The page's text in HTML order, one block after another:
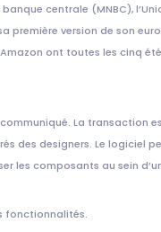
centrale (MNBC),
version de son
ont toutes les cinq
La transaction
des designers. Le logiciel
les composants au sein
fonctionnalités.